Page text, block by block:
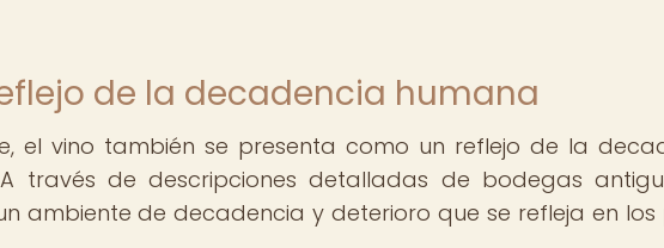
de la decadencia humana
el vino también se presenta como un reflejo de la
través de descripciones detalladas de bodegas
ambiente de decadencia y deterioro que se refleja en los